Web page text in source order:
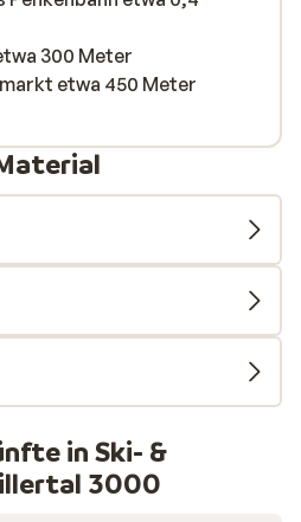
300 Meter
etwa 450 Meter
in Ski- &
3000